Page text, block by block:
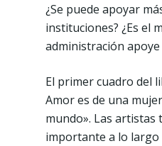
¿Se puede apoyar
instituciones? ¿Es el
administración apoye
El primer cuadro del
Amor es de una
mundo». Las artistas
importante a lo largo